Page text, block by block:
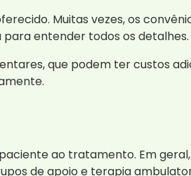
Muitas vezes, os
entender todos os detalhes.
que podem ter custos
ao tratamento. Em
de apoio e terapia